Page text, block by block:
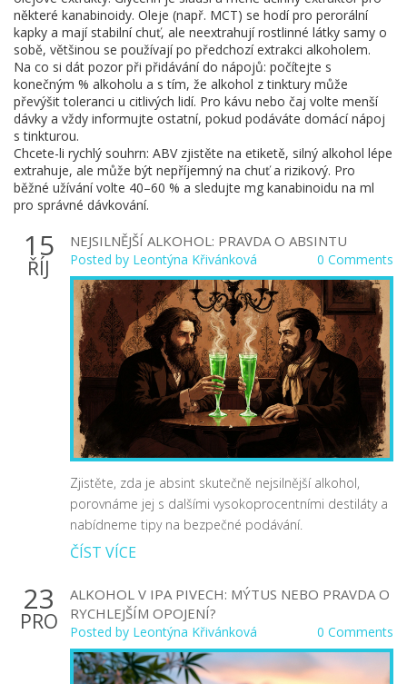
některé kanabinoidy. Oleje (např. MCT) se hodí pro perorální
kapky a mají stabilní chuť, ale neextrahují rostlinné látky samy o
sobě, většinou se používají po předchozí extrakci alkoholem.
Na co si dát pozor při přidávání do nápojů: počítejte s
konečným % alkoholu a s tím, že alkohol z tinktury může
převýšit toleranci u citlivých lidí. Pro kávu nebo čaj volte menší
dávky a vždy informujte ostatní, pokud podáváte domácí nápoj
s tinkturou.
Chcete-li rychlý souhrn: ABV zjistěte na etiketě, silný alkohol lépe
extrahuje, ale může být nepříjemný na chuť a rizikový. Pro
běžné užívání volte 40–60 % a sledujte mg kanabinoidu na ml
pro správné dávkování.
15
ŘÍJ
NEJSILNĚJŠÍ ALKOHOL: PRAVDA O ABSINTU
Posted by Leontýna Křivánková 0 Comments
Zjistěte, zda je absint skutečně nejsilnější alkohol,
porovnáme jej s dalšími vysokoprocentními destiláty a
nabídneme tipy na bezpečné podávání.
ČÍST VÍCE
23
PRO
ALKOHOL V IPA PIVECH: MÝTUS NEBO PRAVDA O
RYCHLEJŠÍM OPOJENÍ?
Posted by Leontýna Křivánková 0 Comments